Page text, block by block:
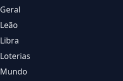
Geral
Leão
Libra
Loterias
Mundo